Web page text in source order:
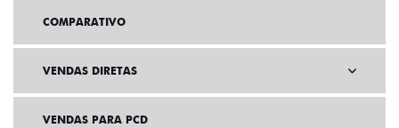
COMPARATIVO
VENDAS DIRETAS
VENDAS PARA PCD